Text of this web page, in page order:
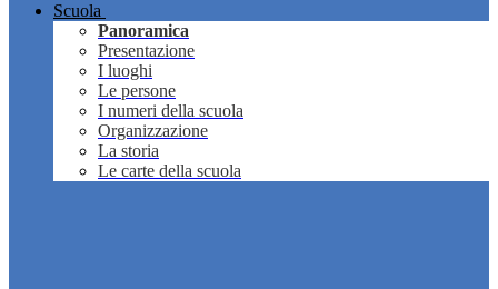
Scuola
Panoramica
Presentazione
I luoghi
Le persone
I numeri della scuola
Organizzazione
La storia
Le carte della scuola